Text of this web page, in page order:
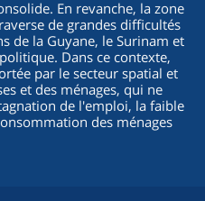
En revanche, la zone
de grandes difficultés
de la Guyane, le Surinam et
Dans ce contexte,
par le secteur spatial et
et des ménages, qui ne
de l'emploi, la faible
des ménages